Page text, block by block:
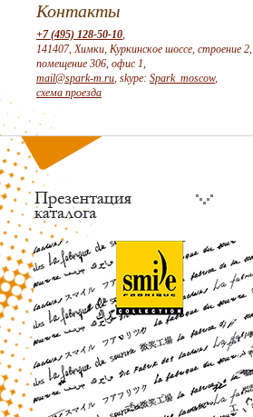
Контакты
+7 (495) 128-50-10,
141407, Химки, Куркинское шоссе, строение 2,
помещение 306, офис 1,
mail@spark-m.ru, skype: Spark_moscow,
схема проезда